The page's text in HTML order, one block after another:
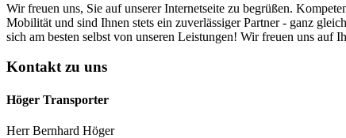
Wir freuen uns, Sie auf unserer Internetseite zu begrüßen.
Mobilität und sind Ihnen stets ein zuverlässiger Partner - ganz
sich am besten selbst von unseren Leistungen! Wir freuen uns auf
Kontakt zu uns
Höger Transporter
Herr Bernhard Höger